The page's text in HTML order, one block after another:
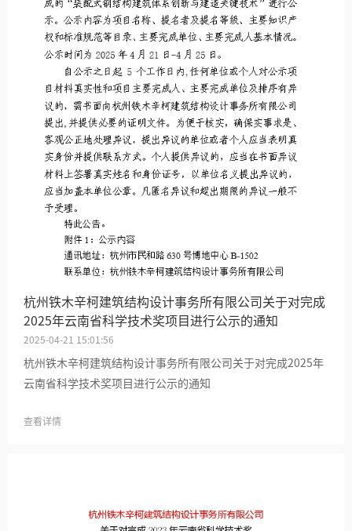
杭州铁木辛柯建筑结构设计事务所有限公司关于对完成
2025年云南省科学技术奖项目进行公示的通知
2025-04-21 15:01:56
杭州铁木辛柯建筑结构设计事务所有限公司关于对完成2025年
云南省科学技术奖项目进行公示的通知
查看详情